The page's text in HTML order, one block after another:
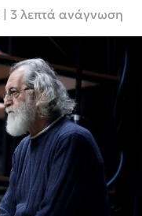
| 3 λεπτά ανάγνωση